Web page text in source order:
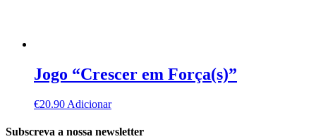
Jogo “Crescer em Força(s)”
€20.90 Adicionar
Subscreva a nossa newsletter